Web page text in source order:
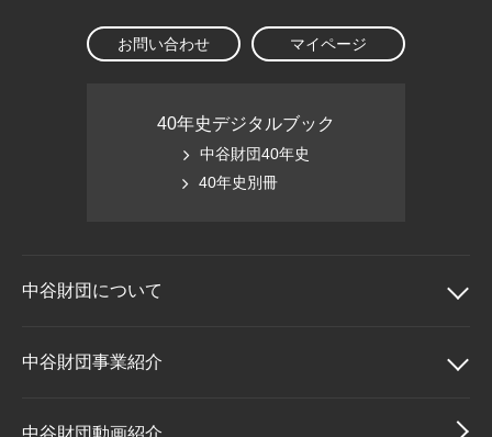
お問い合わせ マイページ
40年史デジタルブック
中谷財団40年史
40年史別冊
中谷財団について
中谷財団について
理事長挨拶
中谷財団事業紹介
中谷財団事業紹介